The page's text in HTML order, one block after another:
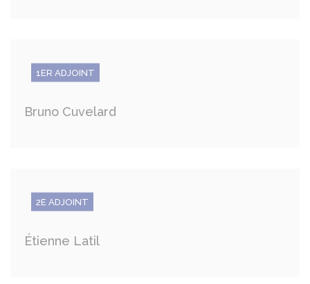
1ER ADJOINT
Bruno Cuvelard
2E ADJOINT
Étienne Latil